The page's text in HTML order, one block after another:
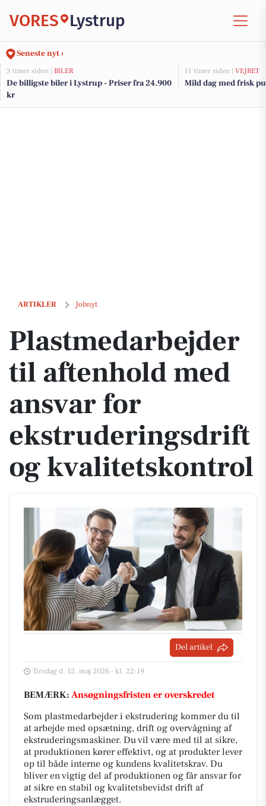
VORES Lystrup
Seneste nyt ›
3 timer siden | BILER
De billigste biler i Lystrup - Priser fra 24.900
kr
11 timer siden | VEJRET
Mild dag med frisk
ARTIKLER Jobnyt
Plastmedarbejder til aftenhold med ansvar for ekstruderingsdrift og
Plastmedarbejder
til aftenhold med
ansvar for
ekstruderingsdrift
og kvalitetskontrol
Del artikel
Tirsdag d. 12. maj 2026 - kl. 22:19
BEMÆRK: Ansøgningsfristen er overskredet
Som plastmedarbejder i ekstrudering kommer du til
at arbejde med opsætning, drift og overvågning af
ekstruderingsmaskiner. Du vil være med til at sikre,
at produktionen kører effektivt, og at produkter lever
op til både interne og kundens kvalitetskrav. Du
bliver en vigtig del af produktionen og får ansvar for
at sikre en stabil og kvalitetsbevidst drift af
ekstruderingsanlægget.